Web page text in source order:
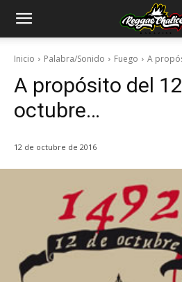
Inicio Palabra/Sonido Fuego A
A propósito del
octubre…
12 de octubre de 2016